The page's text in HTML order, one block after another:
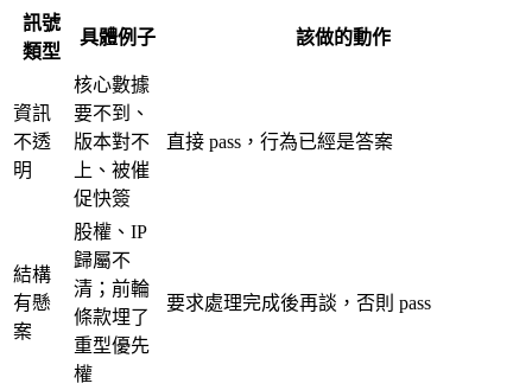
訊號
類型
具體例子 該做的動作
資訊
不透
明
核心數據
要不到、
版本對不
上、被催
促快簽
直接 pass，行為已經是答案
結構
有懸
案
股權、IP
歸屬不
清；前輪
條款埋了
重型優先
權
要求處理完成後再談，否則 pass